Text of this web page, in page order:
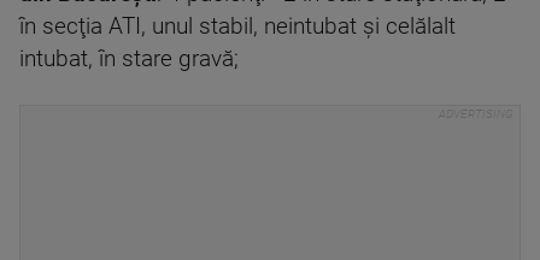
în secţia ATI, unul stabil, neintubat şi celălalt
intubat, în stare gravă;